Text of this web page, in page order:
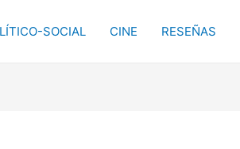
SOCIAL CINE RESEÑAS